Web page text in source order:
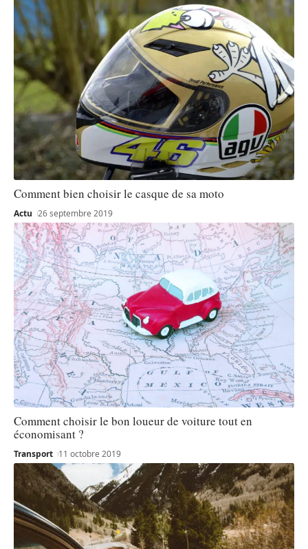
Comment bien choisir le casque de sa moto
Actu 26 septembre 2019
Comment choisir le bon loueur de voiture tout en
économisant ?
Transport 11 octobre 2019